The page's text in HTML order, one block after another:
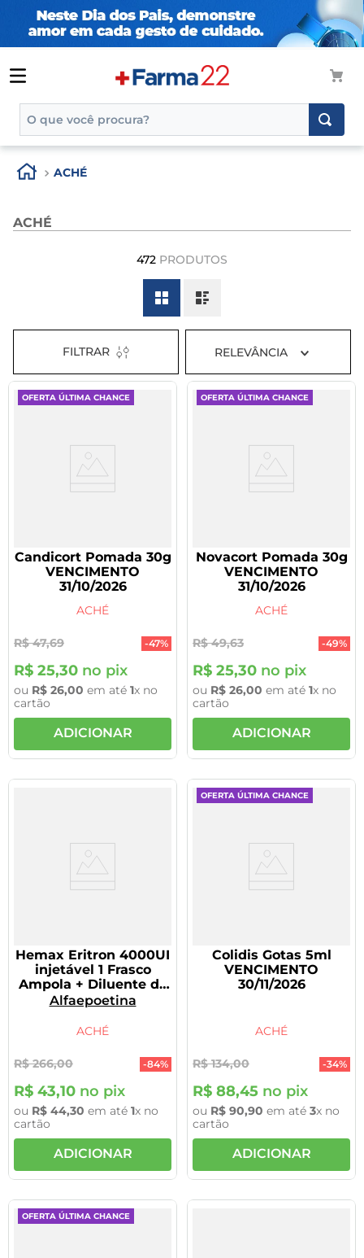
TERMOS MAIS BUSCADOS
1º
tadalafila
3º
generico
dipirona
8º
tadalafila 5mg
9º
vitamina
ACHÉ
ACHÉ
472 PRODUTOS
FILTRAR RELEVÂNCIA
OFERTA ÚLTIMA CHANCE
Candicort Pomada 30g
VENCIMENTO
31/10/2026
ACHÉ
R$ 47,69 -47%
R$ 25,30 no pix
ou R$ 26,00 em até 1x no
cartão
ADICIONAR
OFERTA ÚLTIMA CHANCE
Novacort Pomada 30g
VENCIMENTO
31/10/2026
ACHÉ
R$ 49,63 -49%
R$ 25,30 no pix
ou R$ 26,00 em até 1x no
cartão
ADICIONAR
Hemax Eritron 4000UI
injetável 1 Frasco
Ampola + Diluente de
2ml
Alfaepoetina
ACHÉ
R$ 266,00 -84%
R$ 43,10 no pix
ou R$ 44,30 em até 1x no
cartão
ADICIONAR
OFERTA ÚLTIMA CHANCE
Colidis Gotas 5ml
VENCIMENTO
30/11/2026
ACHÉ
R$ 134,00 -34%
R$ 88,45 no pix
ou R$ 90,90 em até 3x no
cartão
ADICIONAR
OFERTA ÚLTIMA CHANCE